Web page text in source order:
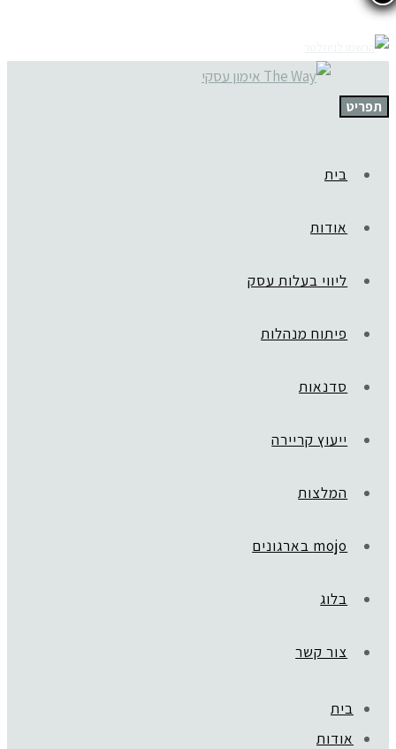
תפריט
בית
אודות
ליווי בעלות עסק
פיתוח מנהלות
סדנאות
ייעוץ קריירה
המלצות
mojo בארגונים
בלוג
צור קשר
בית
אודות